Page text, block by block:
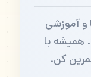
و آموزشی
همیشه با
کن.